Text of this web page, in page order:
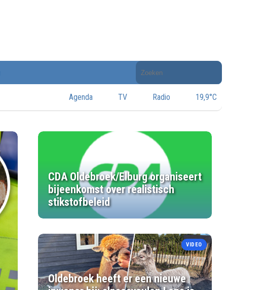
Doorzoek
de
website
Agenda TV Radio 19,9°C
CDA Oldebroek/Elburg organiseert
bijeenkomst over realistisch
stikstofbeleid
VIDEO
Oldebroek heeft er een nieuwe